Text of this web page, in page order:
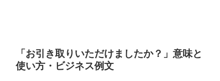
「お引き取りいただけましたか？」意味と
使い方・ビジネス例文